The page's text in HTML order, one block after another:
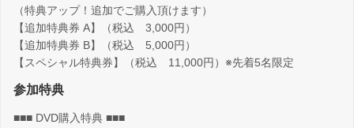
（特典アップ！追加でご購入頂けます）
【追加特典券 A】（税込 3,000円）
【追加特典券 B】（税込 5,000円）
【スペシャル特典券】（税込 11,000円）※先着5名限定
参加特典
■■■ DVD購入特典 ■■■